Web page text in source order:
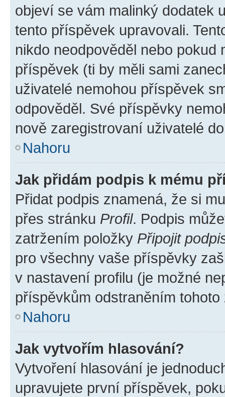
objeví se vám malinký dodatek
tento příspěvek upravovali.
nikdo neodpověděl nebo pokud
příspěvek (ti by měli sami
uživatelé nemohou příspěvek
odpověděl. Své příspěvky
nově zaregistrovaní uživatelé
Nahoru
Jak přidám podpis k mému
Přidat podpis znamená, že si
přes stránku Profil. Podpis
zatržením položky Připojit
pro všechny vaše příspěvky
v nastavení profilu (je možné
příspěvkům odstraněním
Nahoru
Jak vytvořím hlasování?
Vytvoření hlasování je
upravujete první příspěvek,